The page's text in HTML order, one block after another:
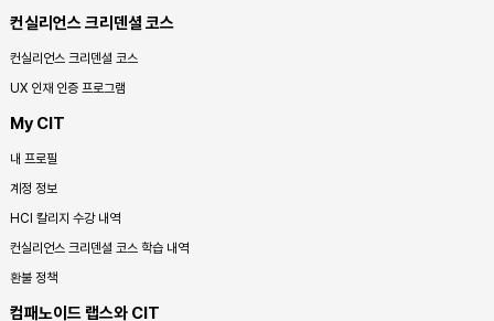
컨실리언스 크리덴셜 코스
컨실리언스 크리덴셜 코스
UX 인재 인증 프로그램
My CIT
내 프로필
계정 정보
HCI 칼리지 수강 내역
컨실리언스 크리덴셜 코스 학습 내역
환불 정책
컴패노이드 랩스와 CIT